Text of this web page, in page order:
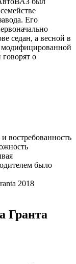
Его
седан, а весной в
модифицированной
о
востребованность
было
2018
Гранта